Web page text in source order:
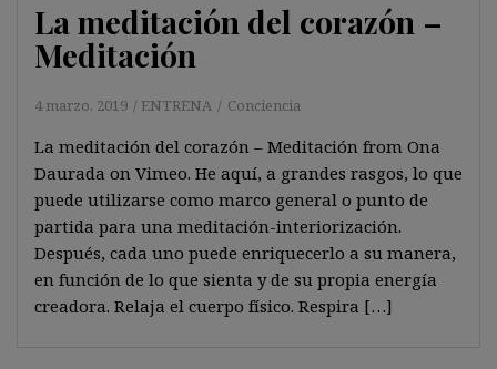
La meditación del corazón –
Meditación
4 marzo, 2019 ENTRENA Conciencia
La meditación del corazón – Meditación from Ona
Daurada on Vimeo. He aquí, a grandes rasgos, lo que
puede utilizarse como marco general o punto de
partida para una meditación-interiorización.
Después, cada uno puede enriquecerlo a su manera,
en función de lo que sienta y de su propia energía
creadora. Relaja el cuerpo físico. Respira […]